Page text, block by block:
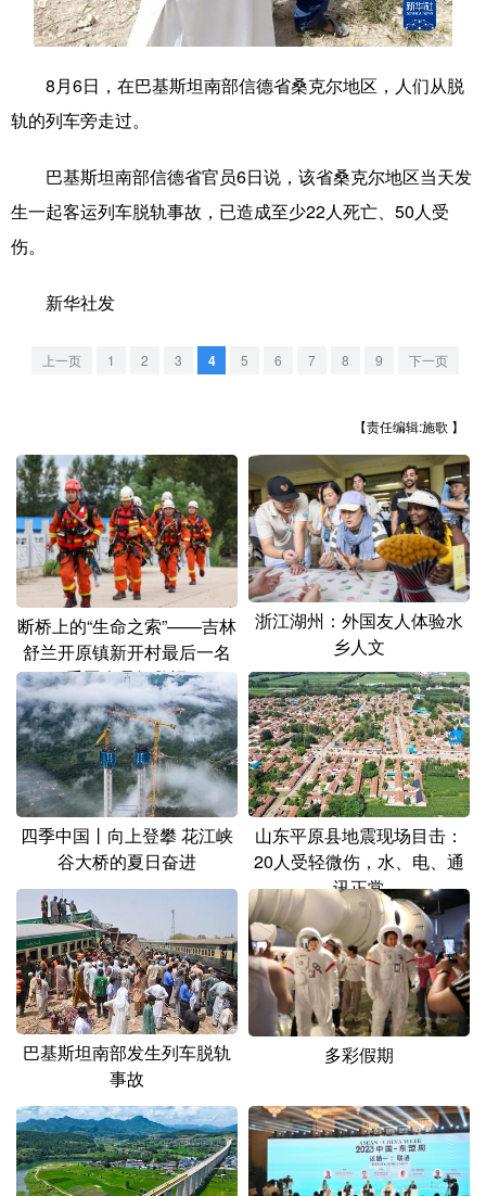
地方频道
北京 天津 河北 山西
浙江 安徽 福建 江西
陕西 甘肃 青海 宁夏
多语种频道
English Español Français عربى
Русский язык 日本語 한국어
Deutsch Português
8月6日，在巴基斯坦南部信德省桑克尔地区，人们从脱
轨的列车旁走过。
巴基斯坦南部信德省官员6日说，该省桑克尔地区当天发
生一起客运列车脱轨事故，已造成至少22人死亡、50人受
伤。
新华社发
上一页 1 2 3 4 5 6 7 8 9 下一页
【责任编辑:施歌 】
断桥上的“生命之索”——吉林
舒兰开原镇新开村最后一名
受困人员解救记
浙江湖州：外国友人体验水
乡人文
四季中国丨向上登攀 花江峡
谷大桥的夏日奋进
山东平原县地震现场目击：
20人受轻微伤，水、电、通
讯正常
巴基斯坦南部发生列车脱轨
事故
多彩假期